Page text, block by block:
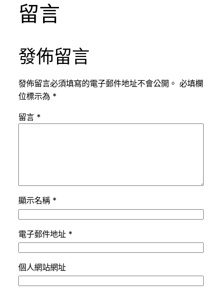
留言
發佈留言
發佈留言必須填寫的電子郵件地址不會公開。 必填欄
位標示為 *
留言 *
顯示名稱 *
電子郵件地址 *
個人網站網址